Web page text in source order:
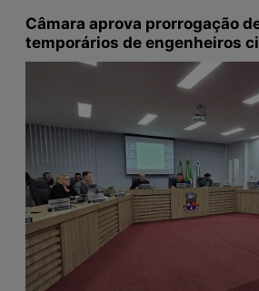
Câmara aprova prorrogação
temporários de engenheiros